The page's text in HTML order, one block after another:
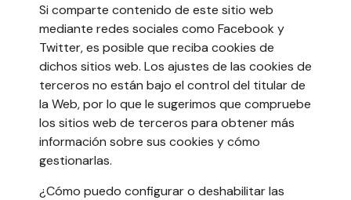
Si comparte contenido de este sitio web
mediante redes sociales como Facebook y
Twitter, es posible que reciba cookies de
dichos sitios web. Los ajustes de las cookies de
terceros no están bajo el control del titular de
la Web, por lo que le sugerimos que compruebe
los sitios web de terceros para obtener más
información sobre sus cookies y cómo
gestionarlas.
¿Cómo puedo configurar o deshabilitar las